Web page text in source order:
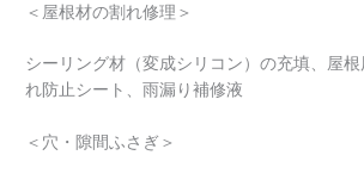
＜屋根材の割れ修理＞
シーリング材（変成シリコン）の充填、屋
れ防止シート、雨漏り補修液
＜穴・隙間ふさぎ＞